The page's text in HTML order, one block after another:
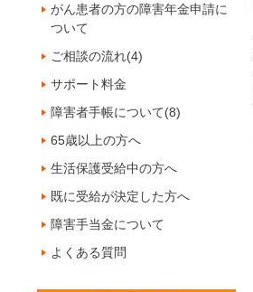
がん患者の方の障害年金申請に
ついて
ご相談の流れ(4)
サポート料金
障害者手帳について(8)
65歳以上の方へ
生活保護受給中の方へ
既に受給が決定した方へ
障害手当金について
よくある質問